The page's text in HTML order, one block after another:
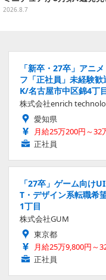
が流れる特別仕様も当たる
2026.8.7
「新卒・27卒」アニ
フ「正社員」未経験
K/名古屋市中区錦4丁
株式会社enrich
愛知県
月給25万200円～32
正社員
「27卒」ゲーム向け
T・デザイン系転職希
1丁目
株式会社GUM
東京都
月給25万9,800円～
正社員